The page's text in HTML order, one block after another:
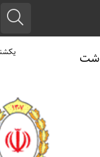
یکشنبه / ۱۸